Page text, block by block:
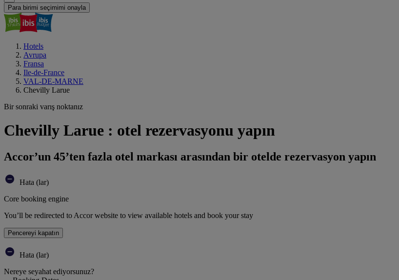
Para birimi seçimimi onayla
Hotels
Avrupa
Fransa
Ile-de-France
VAL-DE-MARNE
Chevilly Larue
Bir sonraki varış noktanız
Chevilly Larue : otel rezervasyonu yapın
Accor’un 45’ten fazla otel markası arasından bir otelde rezervasyon yapın
Hata (lar)
Core booking engine
You’ll be redirected to Accor website to view available hotels and book your stay
Pencereyi kapatın
Hata (lar)
Nereye seyahat ediyorsunuz?